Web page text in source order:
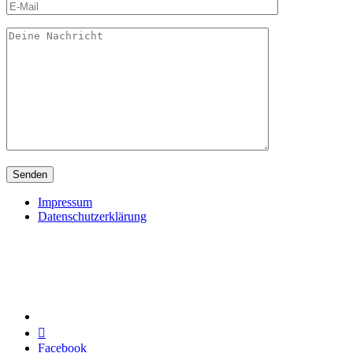
Impressum
Datenschutzerklärung

Facebook